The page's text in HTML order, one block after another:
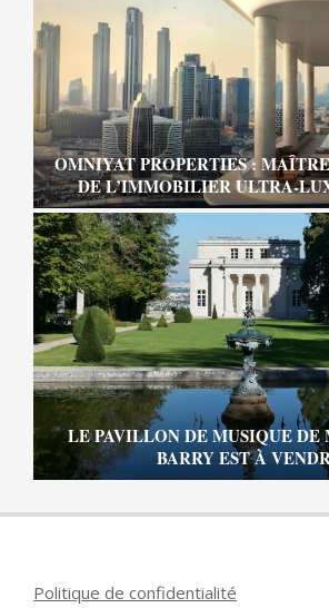
OMNIYAT PROPERTIES :
DE L’IMMOBILIER ULTRA-
LE PAVILLON DE MUSIQUE DE
BARRY EST À
Politique de confidentialité